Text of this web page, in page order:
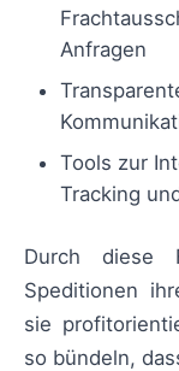
Anfragen
Tools zur
Tracking
Durch diese
Speditionen
sie
so bündeln,